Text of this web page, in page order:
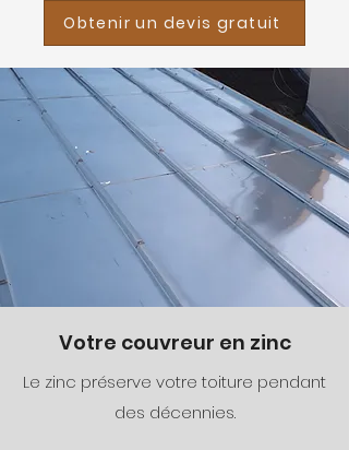
Obtenir un devis gratuit
Votre couvreur en zinc
Le zinc préserve votre toiture pendant
des décennies.